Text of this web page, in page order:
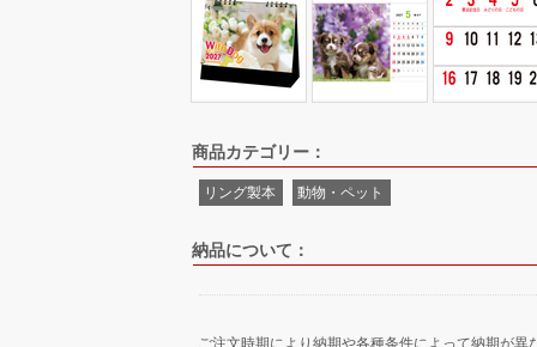
商品カテゴリー：
リング製本 動物・ペット
納品について：
ご注文時期により納期や各種条件によって納期が異